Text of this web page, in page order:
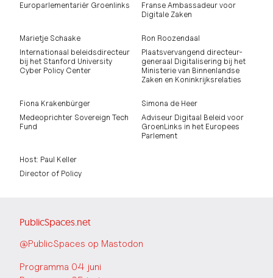
Europarlementariër Groenlinks
Franse Ambassadeur voor
Digitale Zaken
Marietje Schaake
Internationaal beleidsdirecteur
bij het Stanford University
Cyber Policy Center
Ron Roozendaal
Plaatsvervangend directeur-
generaal Digitalisering bij het
Ministerie van Binnenlandse
Zaken en Koninkrijksrelaties
Fiona Krakenbürger
Medeoprichter Sovereign Tech
Fund
Simona de Heer
Adviseur Digitaal Beleid voor
GroenLinks in het Europees
Parlement
Host: Paul Keller
Director of Policy
PublicSpaces.net
@PublicSpaces op Mastodon
Programma 04 juni